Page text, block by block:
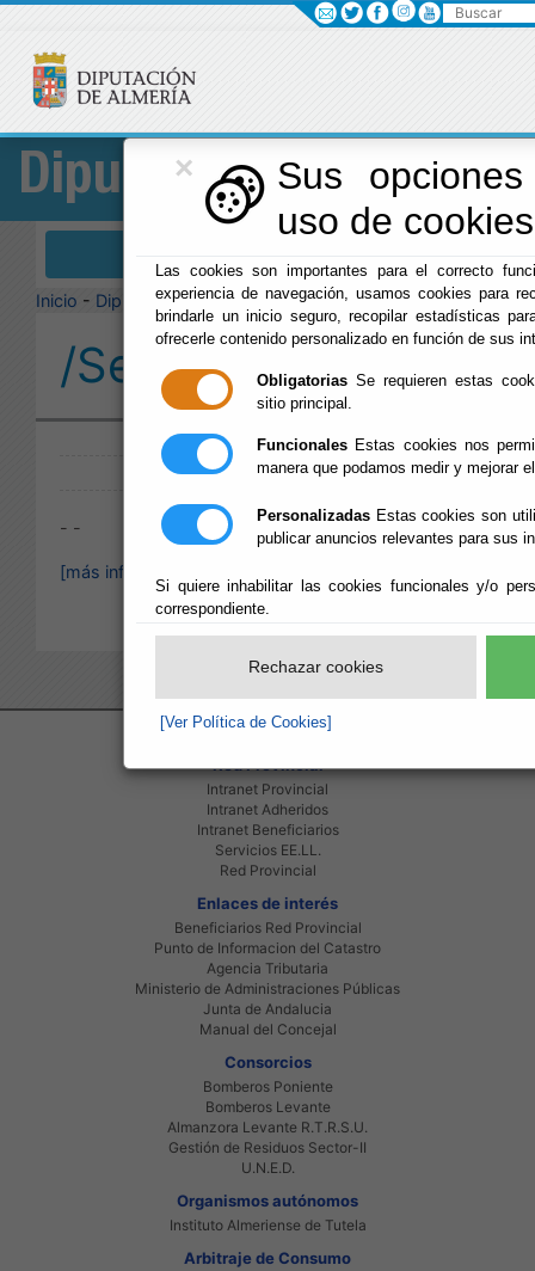
×
Sus
uso de
Las cookies son importantes para el correcto
experiencia de navegación, usamos cookies para
brindarle un inicio seguro, recopilar estadísticas
ofrecerle contenido personalizado en función de sus
Obligatorias Se requieren estas
sitio principal.
Funcionales Estas cookies nos
manera que podamos medir y mejorar
Personalizadas Estas cookies son
publicar anuncios relevantes para sus
Si quiere inhabilitar las cookies funcionales y/o
correspondiente.
Rechazar cookies
[Ver Política de Cookies]
Diputación
Inicio - Diputación -
/Servicios/
- -
Publicado:
[más información]
Red Provincial
Intranet Provincial
Intranet Adheridos
Intranet Beneficiarios
Servicios EE.LL.
Red Provincial
Enlaces de interés
Beneficiarios Red Provincial
Punto de Informacion del Catastro
Agencia Tributaria
Ministerio de Administraciones Públicas
Junta de Andalucia
Manual del Concejal
Consorcios
Bomberos Poniente
Bomberos Levante
Almanzora Levante R.T.R.S.U.
Gestión de Residuos Sector-II
U.N.E.D.
Organismos autónomos
Instituto Almeriense de Tutela
Arbitraje de Consumo
Buscar